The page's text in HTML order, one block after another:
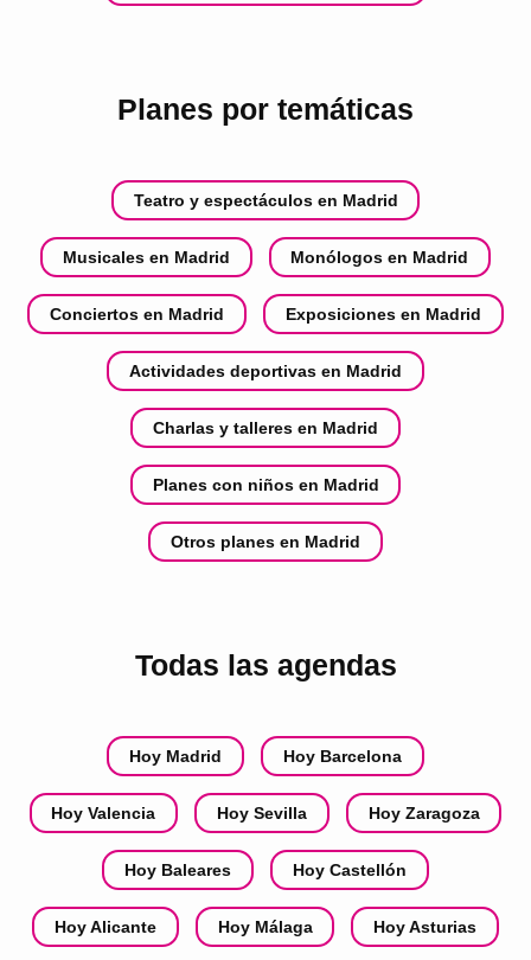
Planes por temáticas
Teatro y espectáculos en Madrid
Musicales en Madrid Monólogos en Madrid
Conciertos en Madrid Exposiciones en Madrid
Actividades deportivas en Madrid
Charlas y talleres en Madrid
Planes con niños en Madrid
Otros planes en Madrid
Todas las agendas
Hoy Madrid Hoy Barcelona
Hoy Valencia Hoy Sevilla Hoy Zaragoza
Hoy Baleares Hoy Castellón
Hoy Alicante Hoy Málaga Hoy Asturias